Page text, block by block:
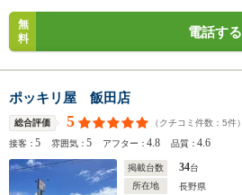
無
料
電話する
ポッキリ屋 飯田店
総合評価 5 （クチコミ件数： 5件）
接客：5 雰囲気：5 アフター：4.8 品質：4.6
掲載台数 34台
所在地
長野県